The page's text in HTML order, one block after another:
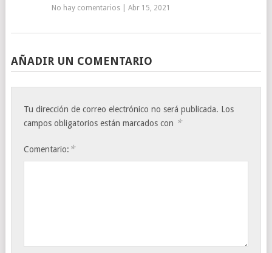
No hay comentarios| Abr 15, 2021
AÑADIR UN COMENTARIO
Tu dirección de correo electrónico no será publicada. Los
campos obligatorios están marcados con *
Comentario: *